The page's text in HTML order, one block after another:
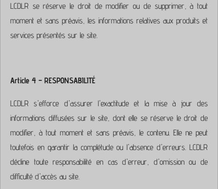
LCDLR se réserve le droit de modifier ou de supprimer, à tout
moment et sans préavis, les informations relatives aux produits et
services présentés sur le site.
Article 4 – RESPONSABILITÉ
LCDLR s'efforce d'assurer l'exactitude et la mise à jour des
informations diffusées sur le site, dont elle se réserve le droit de
modifier, à tout moment et sans préavis, le contenu. Elle ne peut
toutefois en garantir la complétude ou l'absence d'erreurs. LCDLR
décline toute responsabilité en cas d'erreur, d'omission ou de
difficulté d'accès au site.